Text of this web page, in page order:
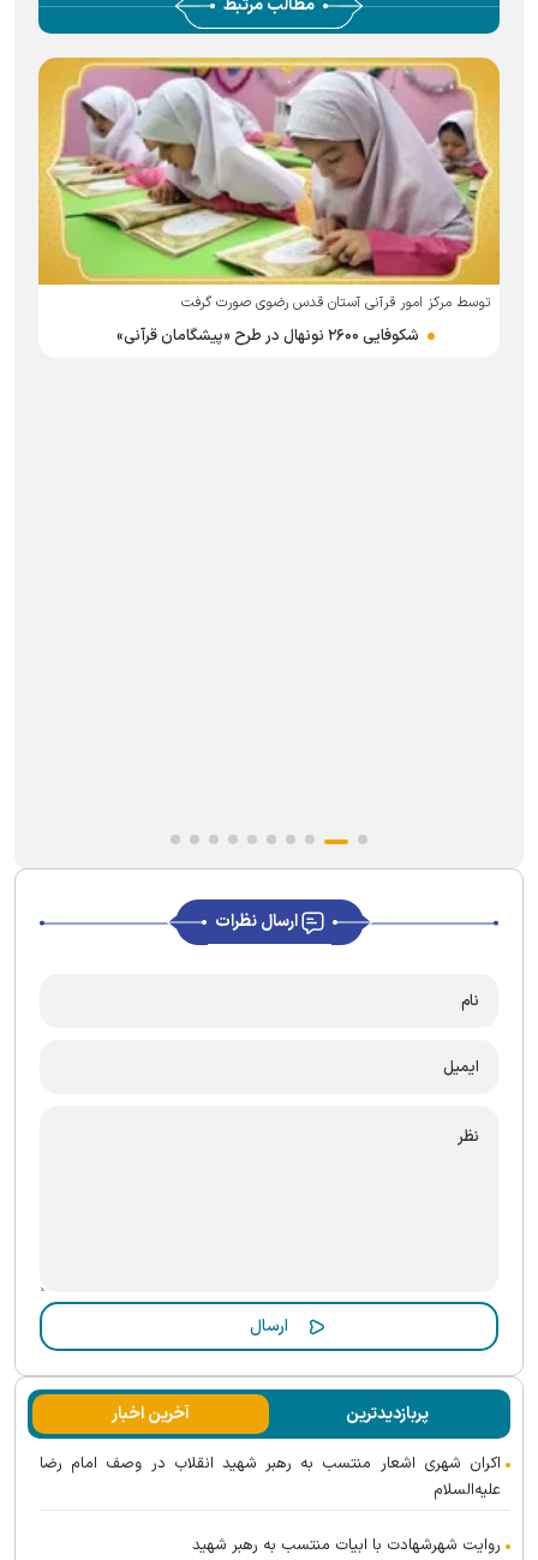
مطالب مرتبط
توسط مرکز امور قرآنی آستان قدس رضوی صورت گرفت
شکوفایی ۲۶۰۰ نونهال در طرح «پیشگامان قرآنی»
ارسال نظرات
پربازدیدترین آخرین اخبار
اکران شهری اشعار منتسب به رهبر شهید انقلاب در وصف امام رضا
علیه‌السلام
روایت شهرشهادت با ابیات منتسب به رهبر شهید